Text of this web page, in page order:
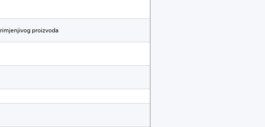
proizvoda